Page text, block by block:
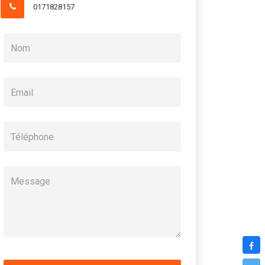
0171828157